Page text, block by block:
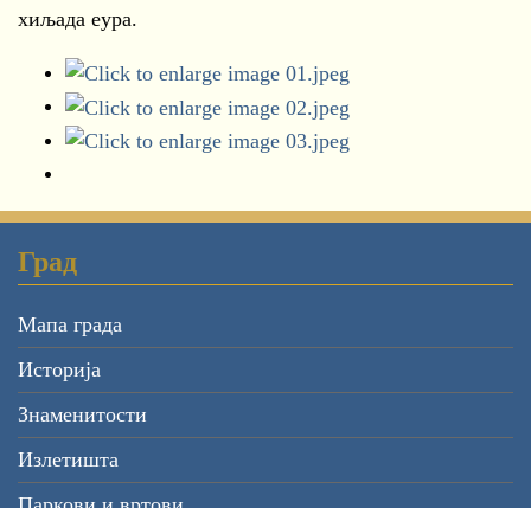
хиљада еура.
Град
Мапа града
Историја
Знаменитости
Излетишта